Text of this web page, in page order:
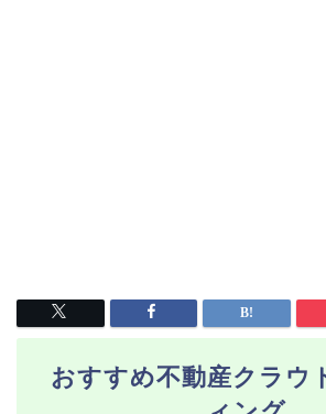
おすすめ不動産クラウ